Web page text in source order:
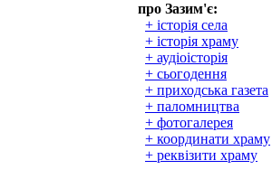
про Зазим'є:
+ історія села
+ історія храму
+ аудіоісторія
+ сьогодення
+ приходська газета
+ паломництва
+ фотогалерея
+ координати храму
+ реквізити храму